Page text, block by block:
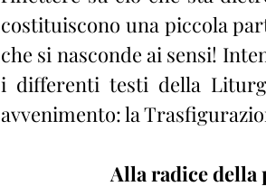
costituiscono una piccola
che si nasconde ai sensi!
i differenti testi della
avvenimento: la
Alla radice della